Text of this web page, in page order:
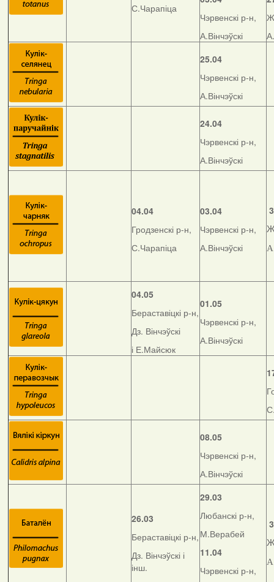
С.Чарапіца
Чэрвенскі р-н,
А.Вінчэўскі
25.04
Чэрвенскі р-н,
А.Вінчэўскі
24.04
Чэрвенскі р-н,
А.Вінчэўскі
04.04
Гродзенскі р-н,
С.Чарапіца
03.04
Чэрвенскі р-н,
А.Вінчэўскі
04.05
Бераставіцкі р-н,
Дз. Вінчэўскі
і Е.Майсюк
01.05
Чэрвенскі р-н,
А.Вінчэўскі
08.05
Чэрвенскі р-н,
А.Вінчэўскі
26.03
Бераставіцкі р-н,
Дз. Вінчэўскі і
інш.
29.03
Любанскі р-н,
М.Верабей
11.04
Чэрвенскі р-н,